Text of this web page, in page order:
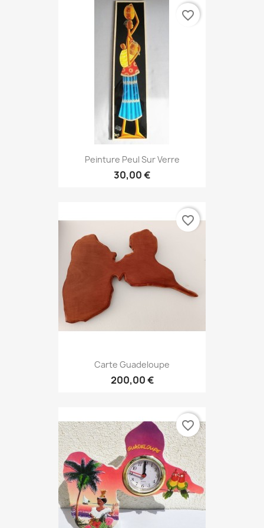
Peinture Peul Sur Verre
30,00 €
favorite_border
Carte Guadeloupe
200,00 €
favorite_border
favorite_border